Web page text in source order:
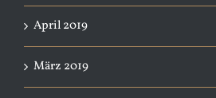
April 2019
März 2019